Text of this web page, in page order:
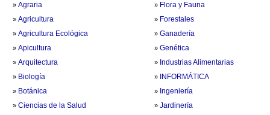
» Agraria
» Agricultura
» Agricultura Ecológica
» Apicultura
» Arquitectura
» Biología
» Botánica
» Ciencias de la Salud
» Flora y Fauna
» Forestales
»Ganadería
»Genética
» Industrias Alimentarias
» INFORMÁTICA
» Ingeniería
»Jardinería